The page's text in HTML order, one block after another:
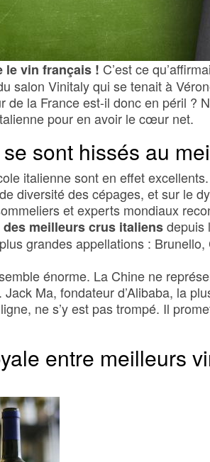
le vin français ! C’est ce
salon Vinitaly qui se tenait à
de la France est-il donc en péril ?
pour en avoir le cœur net.
sont hissés au
italienne sont en effet
diversité des cépages, et sur le
et experts mondiaux
meilleurs crus italiensdepuis
grandes appellations :
énorme. La Chine ne
Ma, fondateur d’Alibaba, la
ne s’y est pas trompé. Il
entre meilleurs